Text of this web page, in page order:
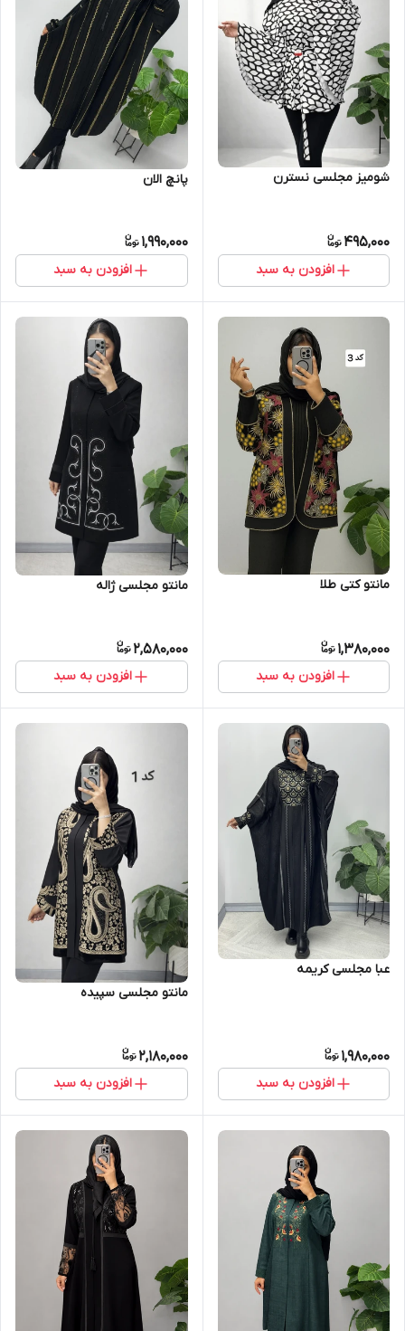
شومیز مجلسی نسترن
495,000
افزودن به سبد
پانچ الان
1,990,000
افزودن به سبد
مانتو کتی طلا
1,380,000
افزودن به سبد
مانتو مجلسی ژاله
2,580,000
افزودن به سبد
عبا مجلسی کریمه
1,980,000
افزودن به سبد
مانتو مجلسی سپیده
2,180,000
افزودن به سبد